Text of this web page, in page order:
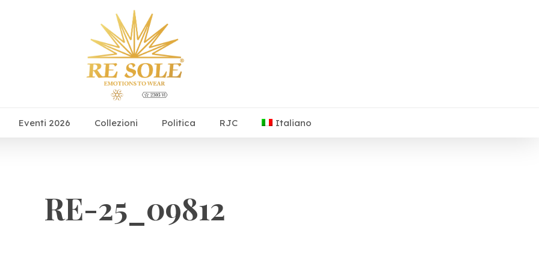
Eventi 2026 Collezioni Politica RJC Italiano
RE-25_09812